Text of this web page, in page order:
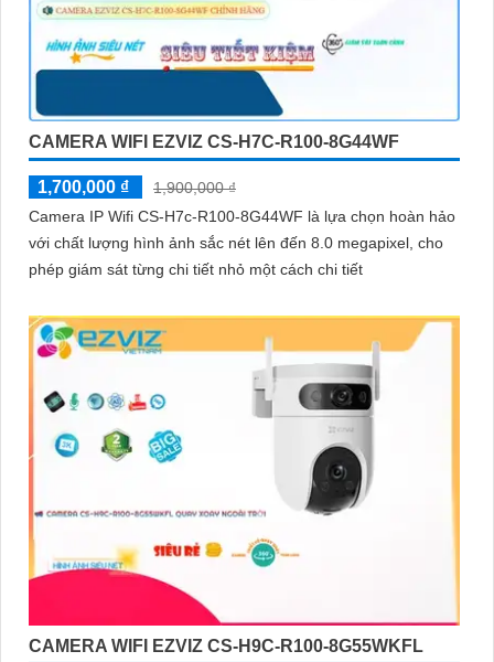
CAMERA WIFI EZVIZ CS-H7C-R100-8G44WF
1,700,000 ₫
1,900,000 ₫
Camera IP Wifi CS-H7c-R100-8G44WF là lựa chọn hoàn hảo
với chất lượng hình ảnh sắc nét lên đến 8.0 megapixel, cho
phép giám sát từng chi tiết nhỏ một cách chi tiết
CAMERA WIFI EZVIZ CS-H9C-R100-8G55WKFL